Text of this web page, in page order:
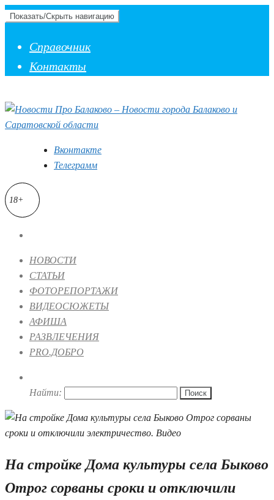
Показать/Скрыть навигацию
Справочник
Контакты
Вконтакте
Телеграмм
18+
НОВОСТИ
СТАТЬИ
ФОТОРЕПОРТАЖИ
ВИДЕОСЮЖЕТЫ
АФИША
РАЗВЛЕЧЕНИЯ
PRO.ДОБРО
Найти:
На стройке Дома культуры села Быково
Отрог сорваны сроки и отключили